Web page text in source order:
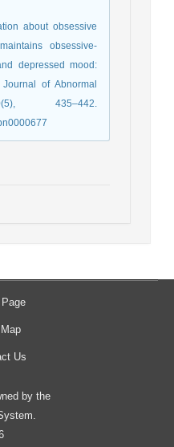
about obsessive
obsessive-
depressed mood:
of Abnormal
435–442.
Page
Us
by the